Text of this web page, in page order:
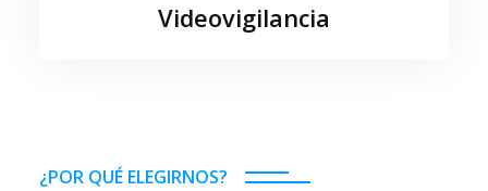
Videovigilancia
¿POR QUÉ ELEGIRNOS?